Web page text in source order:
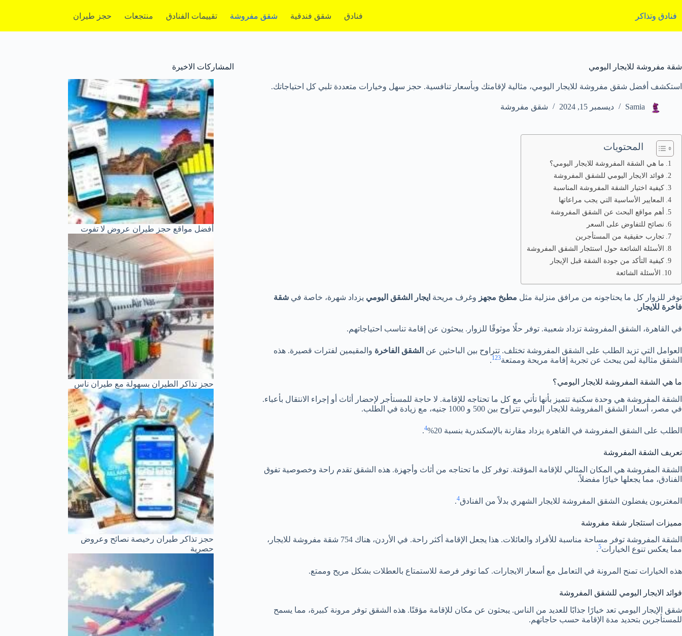
إلى
المحتوى
فنادق وتذاكر فنادق شقق فندقية شقق مفروشة تقييمات الفنادق منتجعات حجز طيران
شقة مفروشة للايجار اليومي
استكشف أفضل شقق مفروشة للايجار اليومي، مثالية لإقامتك وبأسعار تنافسية. حجز سهل وخيارات متعددة تلبي كل احتياجاتك.
Samia ديسمبر 15, 2024 شقق مفروشة
المحتويات
ما هي الشقة المفروشة للايجار اليومي؟
فوائد الايجار اليومي للشقق المفروشة
كيفية اختيار الشقة المفروشة المناسبة
المعايير الأساسية التي يجب مراعاتها
أهم مواقع البحث عن الشقق المفروشة
نصائح للتفاوض على السعر
تجارب حقيقية من المستأجرين
الأسئلة الشائعة حول استئجار الشقق المفروشة
كيفية التأكد من جودة الشقة قبل الإيجار
الأسئلة الشائعة
توفر للزوار كل ما يحتاجونه من مرافق منزلية مثل مطبخ مجهز وغرف مريحة ايجار الشقق اليومي يزداد شهرة، خاصة في شقة
فاخرة للايجار .
في القاهرة، الشقق المفروشة تزداد شعبية. توفر حلًا موثوقًا للزوار. يبحثون عن إقامة تناسب احتياجاتهم.
العوامل التي تزيد الطلب على الشقق المفروشة تختلف. تتراوح بين الباحثين عن الشقق الفاخرة والمقيمين لفترات قصيرة. هذه
الشقق مثالية لمن يبحث عن تجربة إقامة مريحة وممتعة
123
.
ما هي الشقة المفروشة للايجار اليومي؟
الشقة المفروشة هي وحدة سكنية تتميز بأنها تأتي مع كل ما تحتاجه للإقامة. لا حاجة للمستأجر لإحضار أثاث أو إجراء الانتقال بأعباء.
في مصر، أسعار الشقق المفروشة للايجار اليومي تتراوح بين 500 و 1000 جنيه، مع زيادة في الطلب.
الطلب على الشقق المفروشة في القاهرة يزداد مقارنة بالإسكندرية بنسبة 20% 4
.
تعريف الشقة المفروشة
الشقة المفروشة هي المكان المثالي للإقامة المؤقتة. توفر كل ما تحتاجه من أثاث وأجهزة. هذه الشقق تقدم راحة وخصوصية تفوق
الفنادق، مما يجعلها خيارًا مفضلاً.
المغتربون يفضلون الشقق المفروشة للايجار الشهري بدلاً من الفنادق4
.
مميزات استئجار شقة مفروشة
الشقة المفروشة توفر مساحة مناسبة للأفراد والعائلات. هذا يجعل الإقامة أكثر راحة. في الأردن، هناك 754 شقة مفروشة للايجار،
مما يعكس تنوع الخيارات5
.
هذه الخيارات تمنح المرونة في التعامل مع أسعار الايجارات. كما توفر فرصة للاستمتاع بالعطلات بشكل مريح وممتع.
فوائد الايجار اليومي للشقق المفروشة
شقق الإيجار اليومي تعد خيارًا جذابًا للعديد من الناس. يبحثون عن مكان للإقامة مؤقتًا. هذه الشقق توفر مرونة كبيرة، مما يسمح
للمستأجرين بتحديد مدة الإقامة حسب حاجاتهم.
المشاركات الاخيرة
أفضل مواقع حجز طيران عروض لا تفوت
حجز تذاكر الطيران بسهولة مع طيران ناس
حجز تذاكر طيران رخيصة نصائح وعروض
حصرية